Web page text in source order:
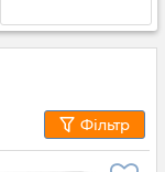
Фільтр